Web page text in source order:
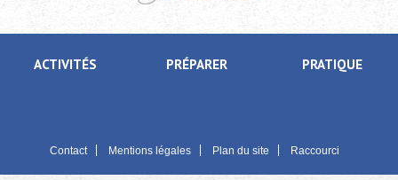
ACTIVITÉS PRÉPARER PRATIQUE
Contact Mentions légales Plan du site Raccourci